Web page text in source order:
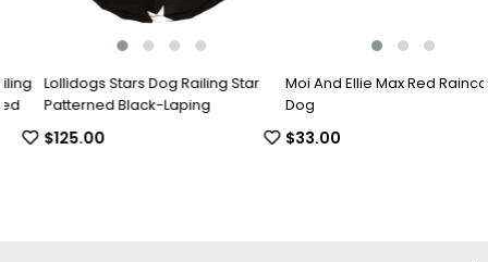
Lollidogs Stars Dog Railing Star
Patterned Black-Laping
$125.00
Moi And Ellie Max Red Raincoat
$33.00